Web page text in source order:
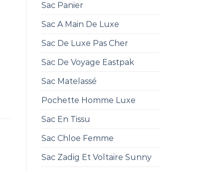
Sac Panier
Sac A Main De Luxe
Sac De Luxe Pas Cher
Sac De Voyage Eastpak
Sac Matelassé
Pochette Homme Luxe
Sac En Tissu
Sac Chloe Femme
Sac Zadig Et Voltaire Sunny